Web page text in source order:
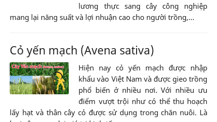
lương thực sang cây công nghiệp
mang lại năng suất và lợi nhuận cao cho người trồng,...
Cỏ yến mạch (Avena sativa)
Hiện nay cỏ yến mạch được nhập
khẩu vào Việt Nam và được gieo trồng
phổ biến ở nhiều nơi. Với nhiều ưu
điểm vượt trội như có thể thu hoạch
lấy hạt và thân cây cỏ được sử dụng trong chăn nuôi. Là